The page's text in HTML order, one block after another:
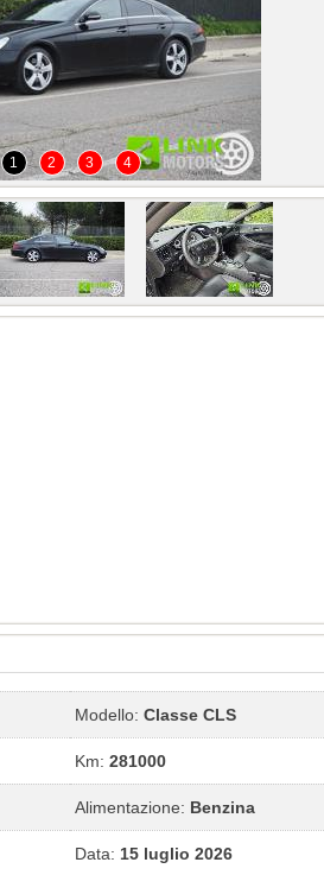
1 2 3 4
Modello: Classe CLS
Km: 281000
Alimentazione: Benzina
Data: 15 luglio 2026